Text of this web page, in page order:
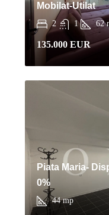
Mobilat-Utilat
2 1 62
135.000 EUR
Piata Maria-
0%
44 mp